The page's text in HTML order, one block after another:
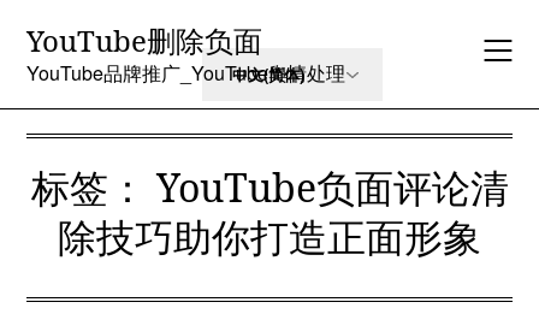
content
YouTube删除负面
YouTube品牌推广_YouTube舆情处理
标签：YouTube负面评论清
除技巧助你打造正面形象